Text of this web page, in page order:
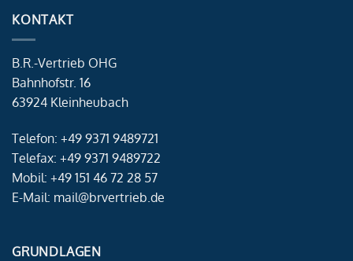
KONTAKT
B.R.-Vertrieb OHG
Bahnhofstr. 16
63924 Kleinheubach
Telefon: +49 9371 9489721
Telefax: +49 9371 9489722
Mobil: +49 151 46 72 28 57
E-Mail: mail@brvertrieb.de
GRUNDLAGEN